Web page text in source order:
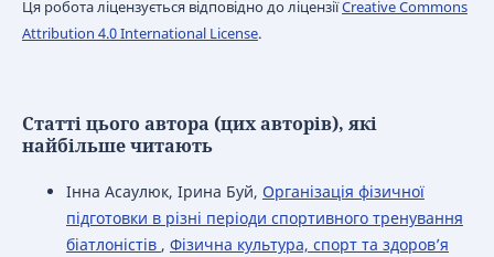
Ця робота ліцензується відповідно до ліцензіїCreative Commons
Attribution 4.0 International License.
Статті цього автора (цих авторів), які
найбільше читають
Інна Асаулюк, Ірина Буй, Організація фізичної
підготовки в різні періоди спортивного тренування
біатлоністів , Фізична культура, спорт та здоров’я